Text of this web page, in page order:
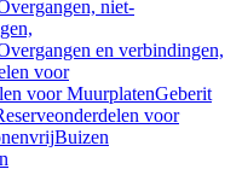
niet-
en verbindingen,
voor
voor MuurplatenGeberit
voor
Buizen